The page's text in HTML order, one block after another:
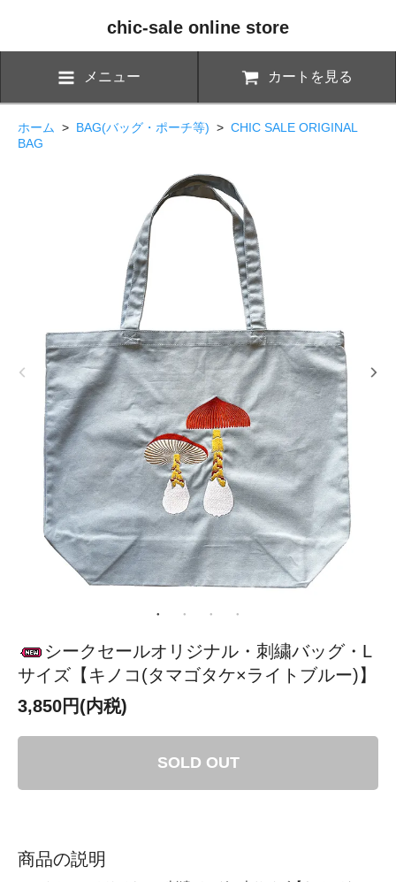
chic-sale online store
メニュー カートを見る
ホーム > BAG(バッグ・ポーチ等) > CHIC SALE ORIGINAL
BAG
シークセールオリジナル・刺繍バッグ・L
サイズ【キノコ(タマゴタケ×ライトブルー)】
3,850円(内税)
SOLD OUT
商品の説明